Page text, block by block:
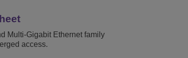
Multi-Gigabit Ethernet family
access.